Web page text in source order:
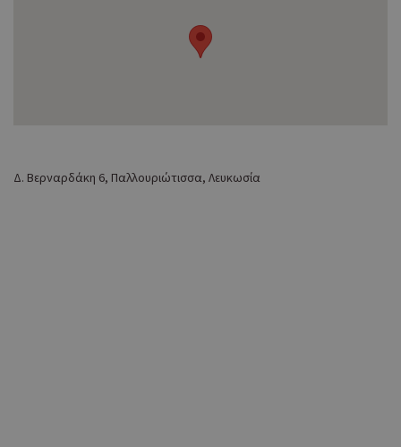
Δ. Βερναρδάκη 6, Παλλουριώτισσα, Λευκωσία